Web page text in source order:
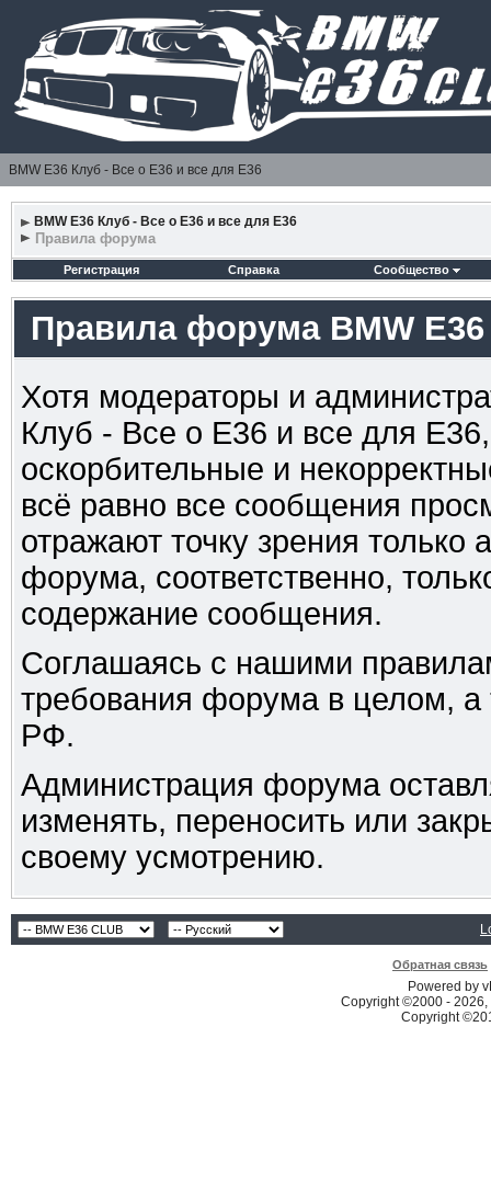
BMW E36 Клуб - Все о Е36 и все для Е36
BMW E36 Клуб - Все о Е36 и все для Е36
Правила форума
Регистрация Справка Сообщество
Правила форума BMW
Хотя модераторы и
Клуб - Все о Е36 и все для
оскорбительные и
всё равно все сообщения
отражают точку зрения только
форума, соответственно,
содержание сообщения.
Соглашаясь с нашими
требования форума в целом, а
РФ.
Администрация форума
изменять, переносить или
своему усмотрению.
Обратная связь
Powered by
Copyright ©2000 -
Copyright